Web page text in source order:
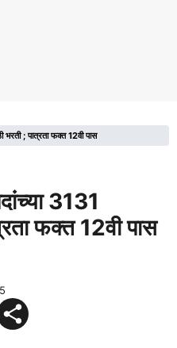
भरती ; पात्रता फक्त 12वी पास
3131
फक्त 12वी पास